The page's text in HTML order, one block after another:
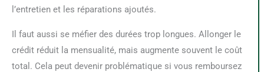
l’entretien et les réparations ajoutés.
Il faut aussi se méfier des durées trop longues. Allonger le
crédit réduit la mensualité, mais augmente souvent le coût
total. Cela peut devenir problématique si vous remboursez